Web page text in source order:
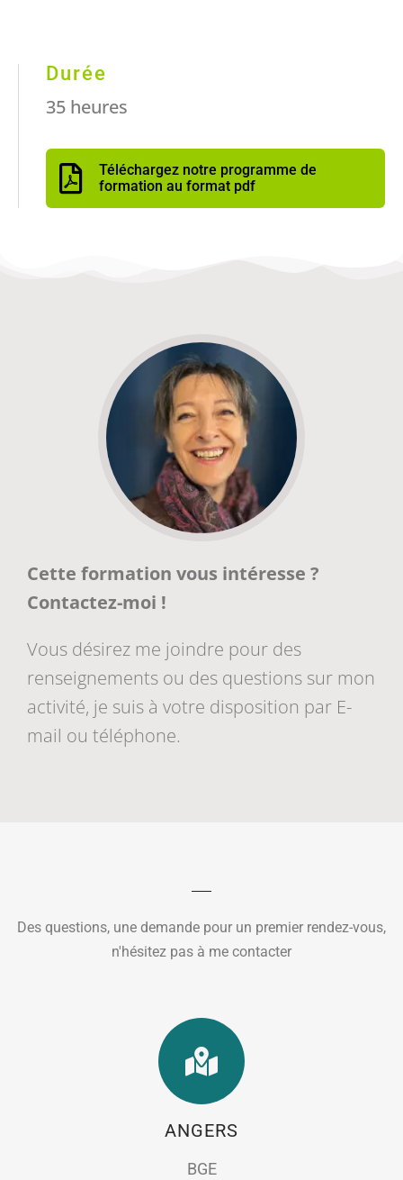
Durée
35 heures
Téléchargez notre programme de
formation au format pdf
Cette formation vous intéresse ?
Contactez-moi !
Vous désirez me joindre pour des
renseignements ou des questions sur mon
activité, je suis à votre disposition par E-
mail ou téléphone.
Des questions, une demande pour un premier rendez-vous,
n'hésitez pas à me contacter
ANGERS
BGE